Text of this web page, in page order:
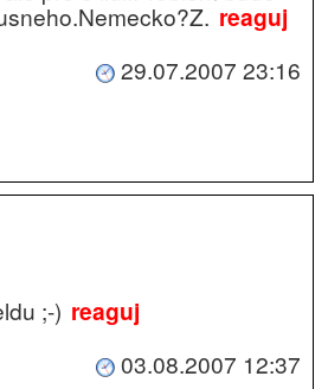
reaguj
29.07.2007 23:16
;-) reaguj
03.08.2007 12:37